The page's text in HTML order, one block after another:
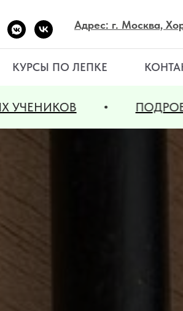
Адрес: г. Москва,
КУРСЫ ПО ЛЕПКЕ
ПОДРОБНОСТИ У